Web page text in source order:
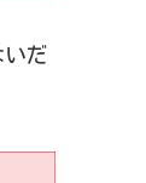
だ